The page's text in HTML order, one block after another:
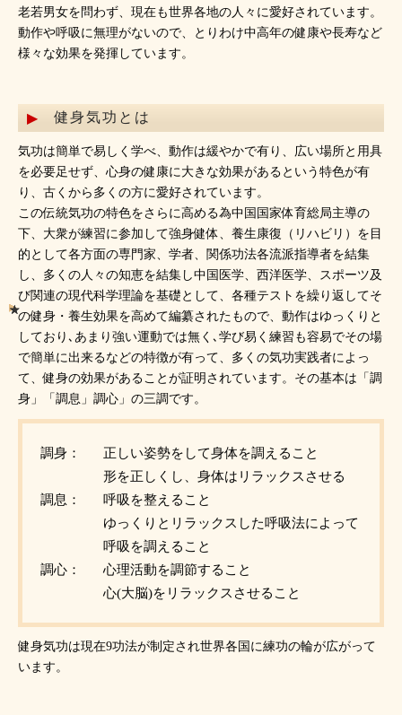
老若男女を問わず、現在も世界各地の人々に愛好されています。
動作や呼吸に無理がないので、とりわけ中高年の健康や長寿など
様々な効果を発揮しています。
健身気功とは
気功は簡単で易しく学べ、動作は緩やかで有り、広い場所と用具
を必要足せず、心身の健康に大きな効果があるという特色が有
り、古くから多くの方に愛好されています。
この伝統気功の特色をさらに高める為中国国家体育総局主導の
下、大衆が練習に参加して強身健体、養生康復（リハビリ）を目
的として各方面の専門家、学者、関係功法各流派指導者を結集
し、多くの人々の知恵を結集し中国医学、西洋医学、スポーツ及
び関連の現代科学理論を基礎として、各種テストを繰り返してそ
の健身・養生効果を高めて編纂されたもので、動作はゆっくりと
しており､あまり強い運動では無く､学び易く練習も容易でその場
で簡単に出来るなどの特徴が有って、多くの気功実践者によっ
て、健身の効果があることが証明されています。その基本は「調
身」「調息」調心」の三調です。
調身：
正しい姿勢をして身体を調えること
形を正しくし、身体はリラックスさせる
調息：
呼吸を整えること
ゆっくりとリラックスした呼吸法によって
呼吸を調えること
調心：
心理活動を調節すること
心(大脳)をリラックスさせること
健身気功は現在9功法が制定され世界各国に練功の輪が広がって
います。